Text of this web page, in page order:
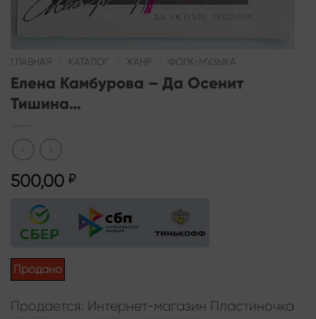
ГЛАВНАЯ КАТАЛОГ ЖАНР ФОЛК-МУЗЫКА
Елена Камбурова – Да Осенит
Тишина…
500,00 ₽
Продано
Продается: Интернет-магазин Пластиночка